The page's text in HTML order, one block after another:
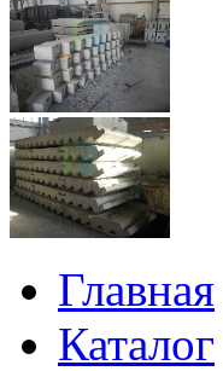
Главная
Каталог